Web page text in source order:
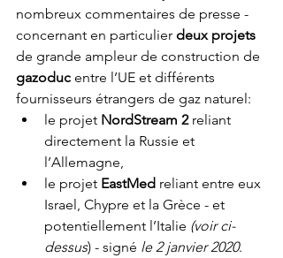
nombreux commentaires de presse -
concernant en particulier deux projets
de grande ampleur de construction de
gazoduc entre l’UE et différents
fournisseurs étrangers de gaz naturel:
le projet NordStream 2 reliant
directement la Russie et
l’Allemagne,
le projet EastMed reliant entre eux
Israel, Chypre et la Grèce - et
potentiellement l’Italie (voir ci-
dessus) - signé le 2 janvier 2020.